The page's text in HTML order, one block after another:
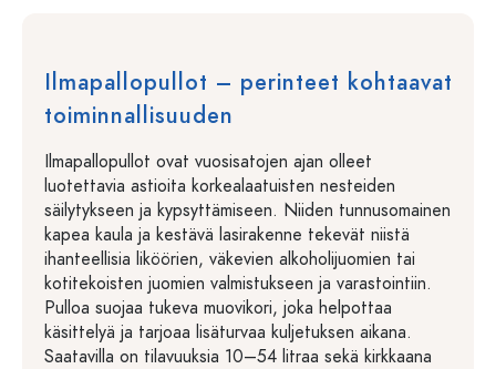
Ilmapallopullot – perinteet kohtaavat
toiminnallisuuden
Ilmapallopullot ovat vuosisatojen ajan olleet
luotettavia astioita korkealaatuisten nesteiden
säilytykseen ja kypsyttämiseen. Niiden tunnusomainen
kapea kaula ja kestävä lasirakenne tekevät niistä
ihanteellisia liköörien, väkevien alkoholijuomien tai
kotitekoisten juomien valmistukseen ja varastointiin.
Pulloa suojaa tukeva muovikori, joka helpottaa
käsittelyä ja tarjoaa lisäturvaa kuljetuksen aikana.
Saatavilla on tilavuuksia 10–54 litraa sekä kirkkaana